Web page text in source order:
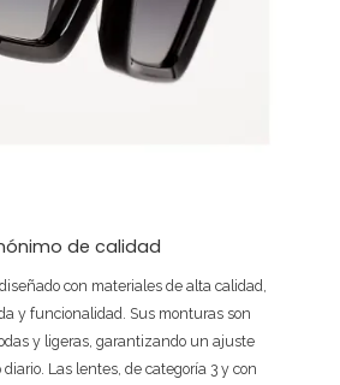
de calidad
con materiales de alta calidad,
y funcionalidad. Sus monturas son
y ligeras, garantizando un ajuste
Las lentes, de categoría 3 y con